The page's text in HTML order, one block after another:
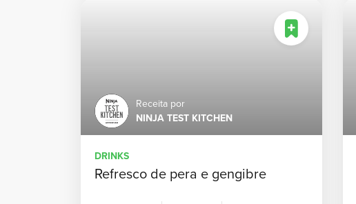
Receita por
NINJA TEST KITCHEN
DRINKS
Refresco de pera e gengibre